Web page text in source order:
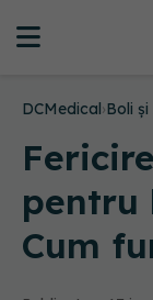
DCMedical›Boli
pentru
Cum